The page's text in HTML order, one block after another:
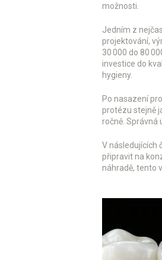
možnosti.
Jedním z
projektování,
30 000 do 80
investice do
hygieny.
Po nasazení
protézu stejně
ročně. Správná
V následujících
připravit na
náhradě, tento